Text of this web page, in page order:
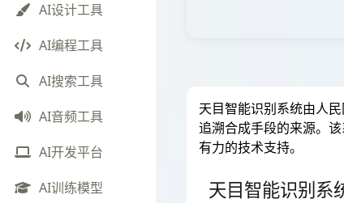
AI设计工具
AI编程工具
AI搜索工具
AI音频工具
AI开发平台
AI训练模型
天目智能识别系统由人
追溯合成手段的来源。
有力的技术支持。
天目智能识别系